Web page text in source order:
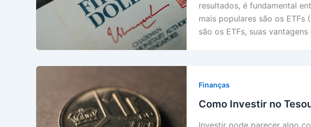
resultados, é fundamental
mais populares são os
são os ETFs, suas
Finanças
Como Investir no
Investir pode parecer algo